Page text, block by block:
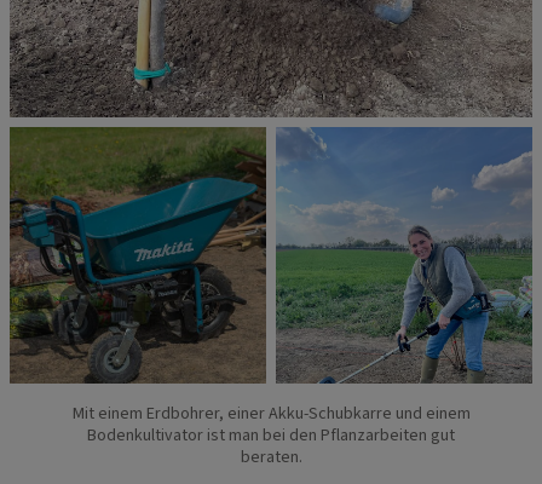
Mit einem Erdbohrer, einer Akku-Schubkarre und einem
Bodenkultivator ist man bei den Pflanzarbeiten gut
beraten.